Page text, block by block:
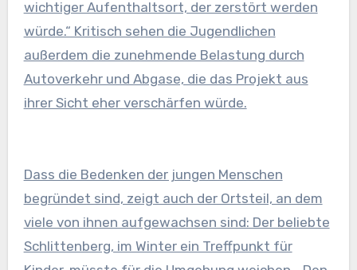
wichtiger Aufenthaltsort, der zerstört werden
würde.“ Kritisch sehen die Jugendlichen
außerdem die zunehmende Belastung durch
Autoverkehr und Abgase, die das Projekt aus
ihrer Sicht eher verschärfen würde.
Dass die Bedenken der jungen Menschen
begründet sind, zeigt auch der Ortsteil, an dem
viele von ihnen aufgewachsen sind: Der beliebte
Schlittenberg, im Winter ein Treffpunkt für